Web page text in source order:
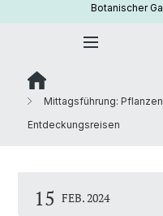
Botanischer
Mittagsführung:
Entdeckungsreisen
15 FEB. 2024